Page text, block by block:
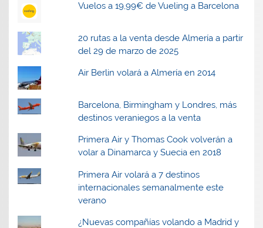
Vuelos a 19,99€ de Vueling a Barcelona
20 rutas a la venta desde Almería a partir
del 29 de marzo de 2025
Air Berlin volará a Almería en 2014
Barcelona, Birmingham y Londres, más
destinos veraniegos a la venta
Primera Air y Thomas Cook volverán a
volar a Dinamarca y Suecia en 2018
Primera Air volará a 7 destinos
internacionales semanalmente este
verano
¿Nuevas compañías volando a Madrid y